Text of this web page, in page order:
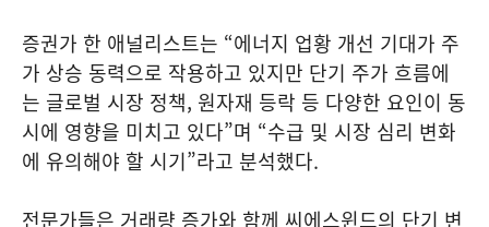
증권가 한 애널리스트는 “에너지 업황 개선 기대가 주
가 상승 동력으로 작용하고 있지만 단기 주가 흐름에
는 글로벌 시장 정책, 원자재 등락 등 다양한 요인이 동
시에 영향을 미치고 있다”며 “수급 및 시장 심리 변화
에 유의해야 할 시기”라고 분석했다.
전문가들은 거래량 증가와 함께 씨에스윈드의 단기 변